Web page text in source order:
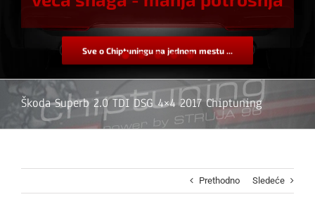
Sve o Chiptuningu na jednom mestu ...
Škoda Superb 2.0 TDI DSG 4×4 2017 Chiptuning
Prethodno Sledeće